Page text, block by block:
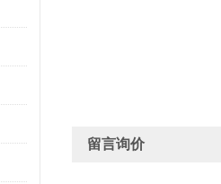
留言询价